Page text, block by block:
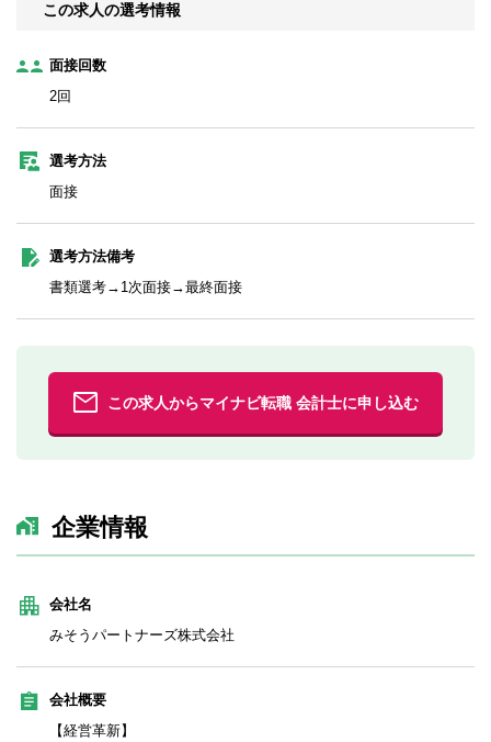
この求人の選考情報
面接回数
2回
選考方法
面接
選考方法備考
書類選考→1次面接→最終面接
この求人からマイナビ転職 会計士に申し込む
企業情報
会社名
みそうパートナーズ株式会社
会社概要
【経営革新】